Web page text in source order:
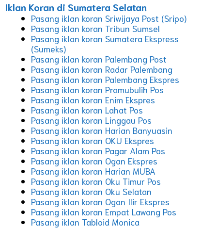
Iklan Koran di Sumatera Selatan
Pasang iklan koran Sriwijaya Post (Sripo)
Pasang iklan koran Tribun Sumsel
Pasang iklan koran Sumatera Ekspress
(Sumeks)
Pasang iklan koran Palembang Post
Pasang iklan koran Radar Palembang
Pasang iklan koran Palembang Ekspres
Pasang iklan koran Pramubulih Pos
Pasang iklan koran Enim Ekspres
Pasang iklan koran Lahat Pos
Pasang iklan koran Linggau Pos
Pasang iklan koran Harian Banyuasin
Pasang iklan koran OKU Ekspres
Pasang iklan koran Pagar Alam Pos
Pasang iklan koran Ogan Ekspres
Pasang iklan koran Harian MUBA
Pasang iklan koran Oku Timur Pos
Pasang iklan koran Oku Selatan
Pasang iklan koran Ogan Ilir Ekspres
Pasang iklan koran Empat Lawang Pos
Pasang iklan Tabloid Monica